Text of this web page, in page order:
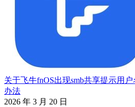
关于飞牛fnOS出现smb共享提示用
办法
2026 年 3 月 20 日